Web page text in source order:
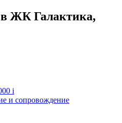
ЖК Галактика,
i
и сопровождение